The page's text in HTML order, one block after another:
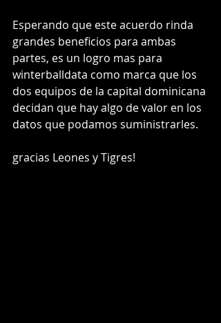
Esperando que este acuerdo rinda
grandes beneficios para ambas
partes, es un logro mas para
winterballdata como marca que los
dos equipos de la capital dominicana
decidan que hay algo de valor en los
datos que podamos suministrarles.
gracias Leones y Tigres!